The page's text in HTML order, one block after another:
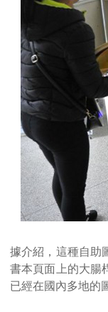
據介紹，這種自助
書本頁面上的大腸
已經在國內多地的